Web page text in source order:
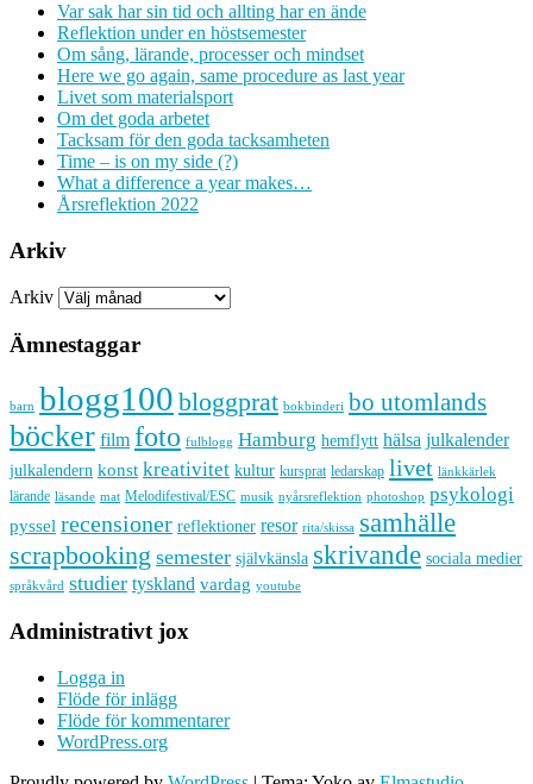
Var sak har sin tid och allting har en ände
Reflektion under en höstsemester
Om sång, lärande, processer och mindset
Here we go again, same procedure as last year
Livet som materialsport
Om det goda arbetet
Tacksam för den goda tacksamheten
Time – is on my side (?)
What a difference a year makes…
Årsreflektion 2022
Arkiv
Arkiv
Ämnestaggar
barn blogg100 bloggprat bokbinderi bo utomlands
böcker film foto fulblogg Hamburg hemflytt hälsa julkalender
julkalendern konst kreativitet kultur kursprat ledarskap livet länkkärlek
lärande läsande mat Melodifestival/ESC musik nyårsreflektion photoshop psykologi
pyssel recensioner reflektioner resor rita/skissa samhälle
scrapbooking semester självkänsla skrivande sociala medier
språkvård studier tyskland vardag youtube
Administrativt jox
Logga in
Flöde för inlägg
Flöde för kommentarer
WordPress.org